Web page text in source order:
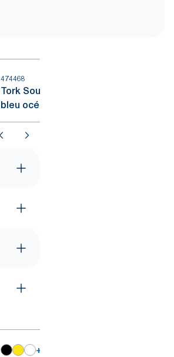
474468
Tork Sous-verre rond en Papier
bleu océan
+